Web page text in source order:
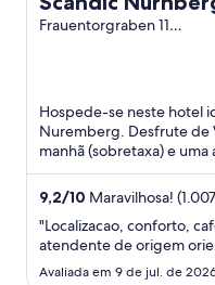
Frauentorgraben 11
Hospede-se neste hotel
Nuremberg. Desfrute de
manhã (sobretaxa) e uma
avaliações, nossos
9,2/10 Maravilhosa!
"Localizacao, conforto,
atendente de origem
Avaliada em 9 de jul. de